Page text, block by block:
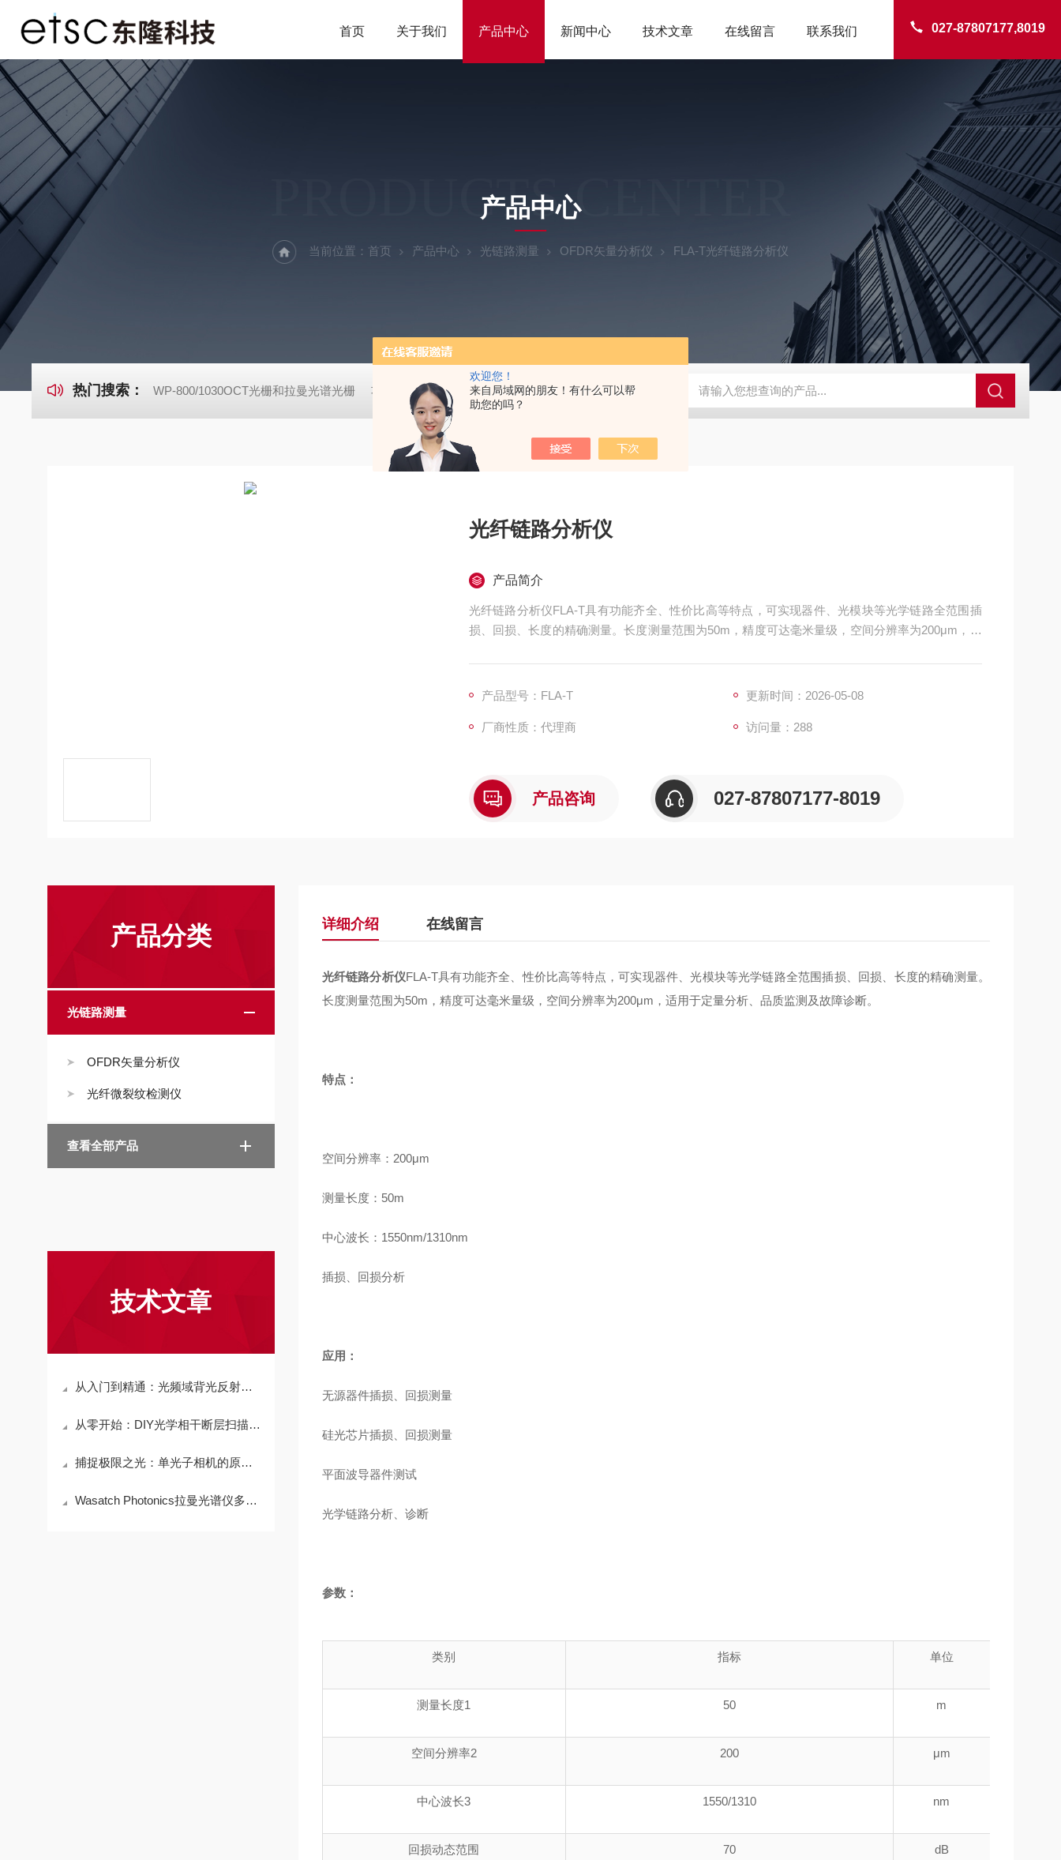
欢迎您！
来自局域网的朋友！有什么可以帮
助您的吗？
027-87807177,8019
首页 关于我们 产品中心 新闻中心 技术文章 在线留言 联系我们
PRODUCTS CENTER
产品中心
当前位置： 首页 产品中心 光链路测量 OFDR矢量分析仪 FLA-T光纤链路分析仪
热门搜索： WP-800/1030OCT光栅和拉曼光谱光栅 功率测量模块PMM 高性能荧光寿命和稳态光谱仪FluoTime 300 Cube德国Primes激光功率计 HD1624 l/mm@ 871nmOCT光
光纤链路分析仪
产品简介
光纤链路分析仪FLA-T具有功能齐全、性价比高等特点，可实现器件、光模块等光学链路全范围插
损、回损、长度的精确测量。长度测量范围为50m，精度可达毫米量级，空间分辨率为200μm，适
产品型号：FLA-T 更新时间：2026-05-08
厂商性质：代理商 访问量：288
产品咨询 027-87807177-8019
产品分类
光链路测量
OFDR矢量分析仪
光纤微裂纹检测仪
查看全部产品
技术文章
从入门到精通：光频域背光反射计操作与数据分析全流程
从零开始：DIY光学相干断层扫描系统基础教程
捕捉极限之光：单光子相机的原理与革命性应用
Wasatch Photonics拉曼光谱仪多样化的样品耦合选择
详细介绍 在线留言
光纤链路分析仪FLA-T具有功能齐全、性价比高等特点，可实现器件、光模块等光学链路全范围插损、回损、长度的精确测量。
长度测量范围为50m，精度可达毫米量级，空间分辨率为200μm，适用于定量分析、品质监测及故障诊断。
特点：
空间分辨率：200μm
测量长度：50m
中心波长：1550nm/1310nm
插损、回损分析
应用：
无源器件插损、回损测量
硅光芯片插损、回损测量
平面波导器件测试
光学链路分析、诊断
参数：
类别 指标 单位
测量长度1 50 m
空间分辨率2 200 μm
中心波长3 1550/1310 nm
回损动态范围 70 dB